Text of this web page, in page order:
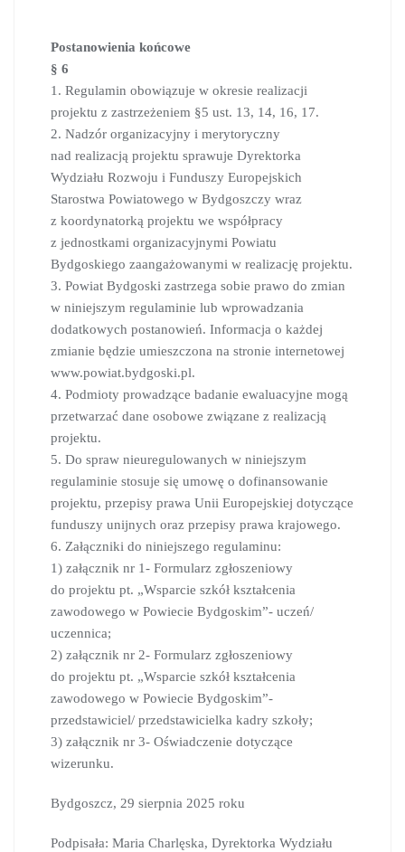
Postanowienia końcowe
§ 6
1. Regulamin obowiązuje w okresie realizacji
projektu z zastrzeżeniem §5 ust. 13, 14, 16, 17.
2. Nadzór organizacyjny i merytoryczny
nad realizacją projektu sprawuje Dyrektorka
Wydziału Rozwoju i Funduszy Europejskich
Starostwa Powiatowego w Bydgoszczy wraz
z koordynatorką projektu we współpracy
z jednostkami organizacyjnymi Powiatu
Bydgoskiego zaangażowanymi w realizację projektu.
3. Powiat Bydgoski zastrzega sobie prawo do zmian
w niniejszym regulaminie lub wprowadzania
dodatkowych postanowień. Informacja o każdej
zmianie będzie umieszczona na stronie internetowej
www.powiat.bydgoski.pl.
4. Podmioty prowadzące badanie ewaluacyjne mogą
przetwarzać dane osobowe związane z realizacją
projektu.
5. Do spraw nieuregulowanych w niniejszym
regulaminie stosuje się umowę o dofinansowanie
projektu, przepisy prawa Unii Europejskiej dotyczące
funduszy unijnych oraz przepisy prawa krajowego.
6. Załączniki do niniejszego regulaminu:
1) załącznik nr 1- Formularz zgłoszeniowy
do projektu pt. „Wsparcie szkół kształcenia
zawodowego w Powiecie Bydgoskim”- uczeń/
uczennica;
2) załącznik nr 2- Formularz zgłoszeniowy
do projektu pt. „Wsparcie szkół kształcenia
zawodowego w Powiecie Bydgoskim”-
przedstawiciel/ przedstawicielka kadry szkoły;
3) załącznik nr 3- Oświadczenie dotyczące
wizerunku.
Bydgoszcz, 29 sierpnia 2025 roku
Podpisała: Maria Charlęska, Dyrektorka Wydziału